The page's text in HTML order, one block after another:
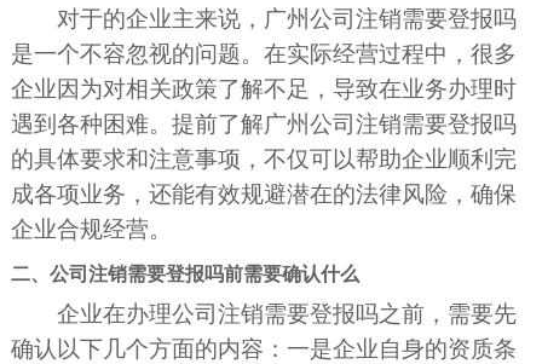
对于的企业主来说，广州公司注销需要登报吗
是一个不容忽视的问题。在实际经营过程中，很多
企业因为对相关政策了解不足，导致在业务办理时
遇到各种困难。提前了解广州公司注销需要登报吗
的具体要求和注意事项，不仅可以帮助企业顺利完
成各项业务，还能有效规避潜在的法律风险，确保
企业合规经营。
二、公司注销需要登报吗前需要确认什么
企业在办理公司注销需要登报吗之前，需要先
确认以下几个方面的内容：一是企业自身的资质条